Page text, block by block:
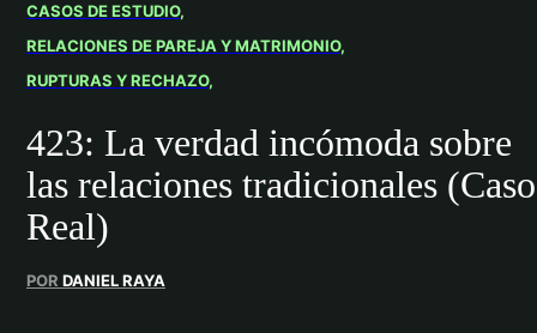
CASOS DE ESTUDIO
RELACIONES DE PAREJA Y MATRIMONIO
RUPTURAS Y RECHAZO
423: La verdad incómoda sobre
las relaciones tradicionales (Caso
Real)
POR DANIEL RAYA